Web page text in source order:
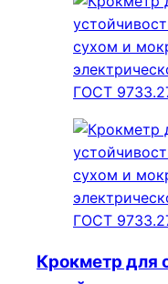
Крокметр для